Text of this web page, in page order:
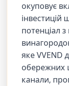
окуповує
потенціал
яке VVEND
обережних
канали,